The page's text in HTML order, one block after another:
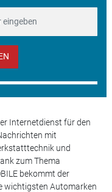
Internetdienst für den
mit
und
zum Thema
bekommt der
wichtigsten Automarken